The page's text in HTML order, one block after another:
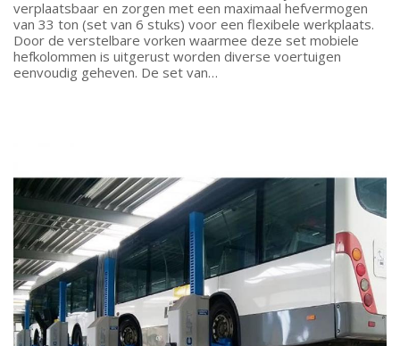
verplaatsbaar en zorgen met een maximaal hefvermogen
van 33 ton (set van 6 stuks) voor een flexibele werkplaats.
Door de verstelbare vorken waarmee deze set mobiele
hefkolommen is uitgerust worden diverse voertuigen
eenvoudig geheven. De set van…